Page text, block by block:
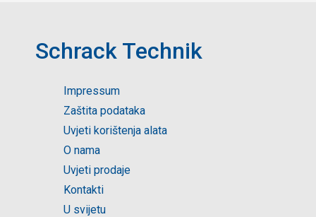
Schrack Technik
Impressum
Zaštita podataka
Uvjeti korištenja alata
O nama
Uvjeti prodaje
Kontakti
U svijetu